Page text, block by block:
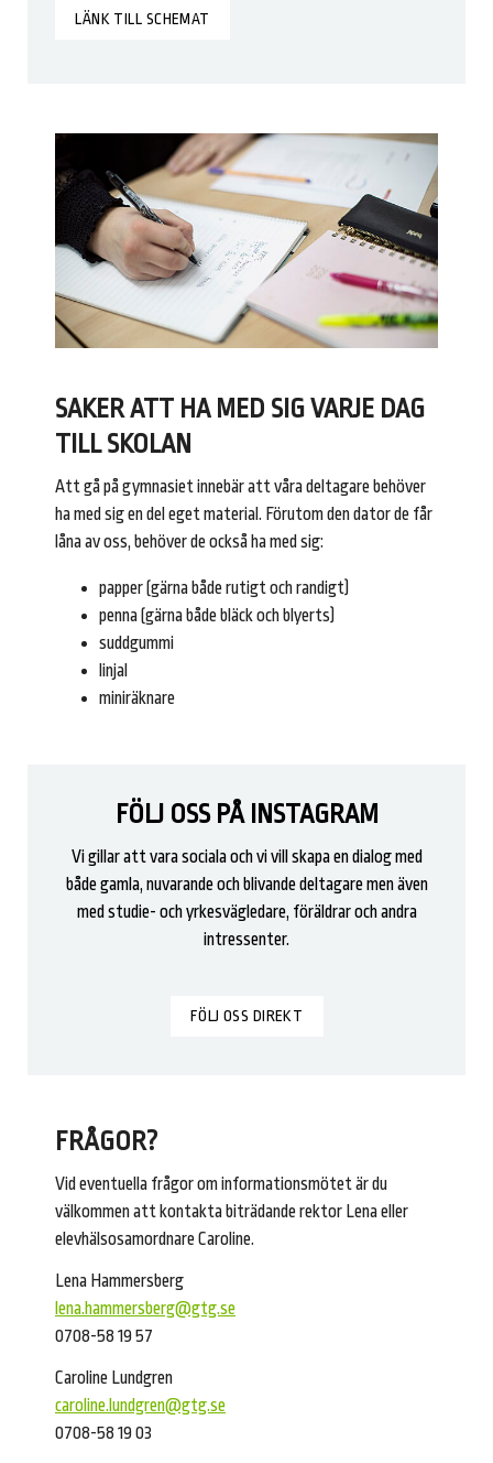
LÄNK TILL SCHEMAT
SAKER ATT HA MED SIG VARJE DAG
TILL SKOLAN
Att gå på gymnasiet innebär att våra deltagare behöver
ha med sig en del eget material. Förutom den dator de får
låna av oss, behöver de också ha med sig:
papper (gärna både rutigt och randigt)
penna (gärna både bläck och blyerts)
suddgummi
linjal
miniräknare
FÖLJ OSS PÅ INSTAGRAM
Vi gillar att vara sociala och vi vill skapa en dialog med
både gamla, nuvarande och blivande deltagare men även
med studie- och yrkesvägledare, föräldrar och andra
intressenter.
FÖLJ OSS DIREKT
FRÅGOR?
Vid eventuella frågor om informationsmötet är du
välkommen att kontakta biträdande rektor Lena eller
elevhälsosamordnare Caroline.
Lena Hammersberg
lena.hammersberg@gtg.se
0708-58 19 57
Caroline Lundgren
caroline.lundgren@gtg.se
0708-58 19 03